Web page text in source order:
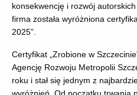
konsekwencję i rozwój
firma została wyróżniona
2025”.
Certyfikat „Zrobione w
Agencję Rozwoju Metropolii
roku i stał się jednym z